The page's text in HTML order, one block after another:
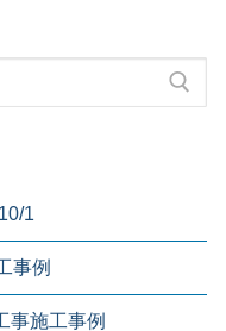
1
事例
事施工事例